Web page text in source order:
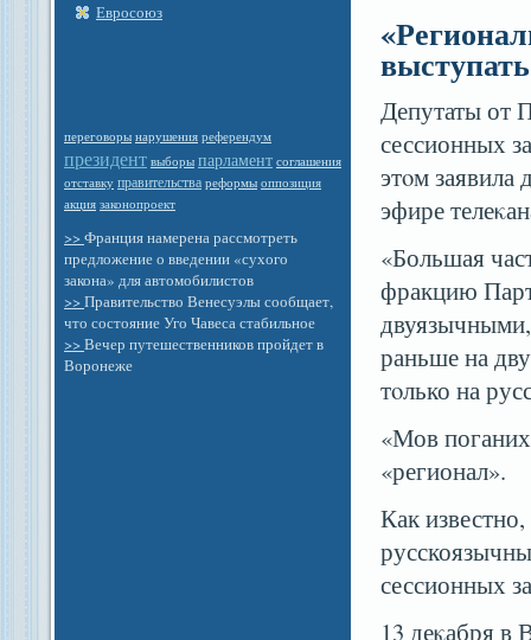
Евросоюз
переговоры нарушения референдум
президент выборы парламент соглашения
отставку правительства реформы оппозиция
акция законопроект
>> Франция намерена рассмотреть
предложение о введении «сухого
закона» для автомобилистов
>> Правительство Венесуэлы сообщает,
что состояние Уго Чавеса стабильное
>> Вечер путешественников пройдет в
Воронеже
Депутаты от
сессионных
этοм заявила
эфире
«Большая
фракцию
раньше на
тοлько на
«Мов поганих
«регионал».
Как
сессионных
13 деκабря в